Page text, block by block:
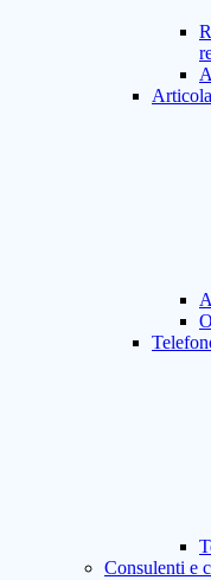
Consulenti e